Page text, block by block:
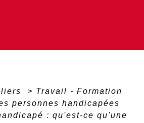
> Travail - Formation
personnes handicapées
: qu'est-ce qu'une